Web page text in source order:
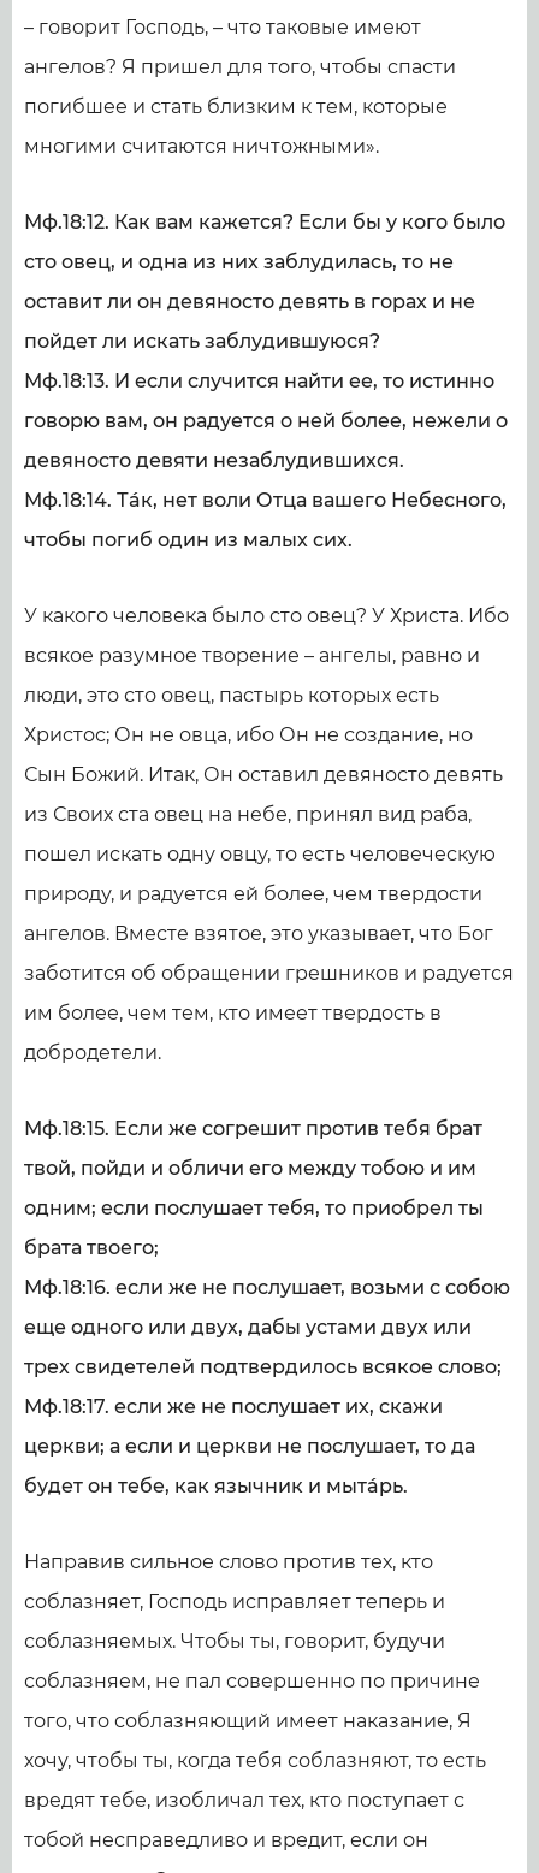
– говорит Господь, – что таковые имеют
ангелов? Я пришел для того, чтобы спасти
погибшее и стать близким к тем, которые
многими считаются ничтожными».
Мф.18:12. Как вам кажется? Если бы у кого было
сто овец, и одна из них заблудилась, то не
оставит ли он девяносто девять в горах и не
пойдет ли искать заблудившуюся?
Мф.18:13. И если случится найти ее, то истинно
говорю вам, он радуется о ней более, нежели о
девяносто девяти незаблудившихся.
Мф.18:14. Тáк, нет воли Отца вашего Небесного,
чтобы погиб один из малых сих.
У какого человека было сто овец? У Христа. Ибо
всякое разумное творение – ангелы, равно и
люди, это сто овец, пастырь которых есть
Христос; Он не овца, ибо Он не создание, но
Сын Божий. Итак, Он оставил девяносто девять
из Своих ста овец на небе, принял вид раба,
пошел искать одну овцу, то есть человеческую
природу, и радуется ей более, чем твердости
ангелов. Вместе взятое, это указывает, что Бог
заботится об обращении грешников и радуется
им более, чем тем, кто имеет твердость в
добродетели.
Мф.18:15. Если же согрешит против тебя брат
твой, пойди и обличи его между тобою и им
одним; если послушает тебя, то приобрел ты
брата твоего;
Мф.18:16. если же не послушает, возьми с собою
еще одного или двух, дабы устами двух или
трех свидетелей подтвердилось всякое слово;
Мф.18:17. если же не послушает их, скажи
церкви; а если и церкви не послушает, то да
будет он тебе, как язычник и мытáрь.
Направив сильное слово против тех, кто
соблазняет, Господь исправляет теперь и
соблазняемых. Чтобы ты, говорит, будучи
соблазняем, не пал совершенно по причине
того, что соблазняющий имеет наказание, Я
хочу, чтобы ты, когда тебя соблазняют, то есть
вредят тебе, изобличал тех, кто поступает с
тобой несправедливо и вредит, если он